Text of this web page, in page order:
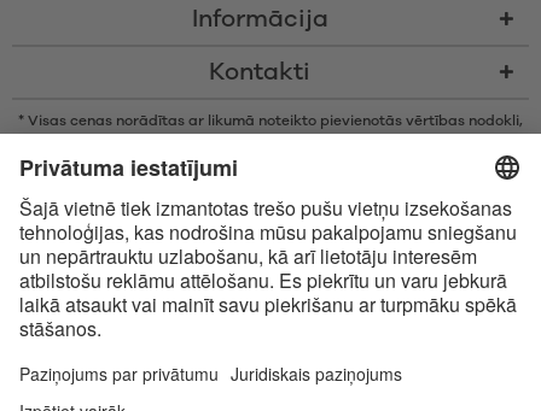
Informācija
Kontakti
* Visas cenas norādītas ar likumā noteikto pievienotās vērtības nodokli,
vien nav noteikts citādi
* Bluetooth® vārdiskā zīme un logotipi ir reģistrētas preču zīmes, kas
pieder Bluetooth SIG, Inc., un Satisfyer GmbH izmanto šīs zīmes saskaņā
ar licenci.
Apple, Apple logotips un Apple Watch ir Apple Inc., preču zīmes. Google
Play un Google Play logotips ir Google LLC preču zīmes.